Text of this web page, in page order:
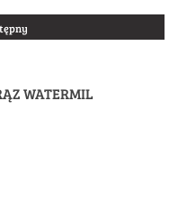
WATERMIL